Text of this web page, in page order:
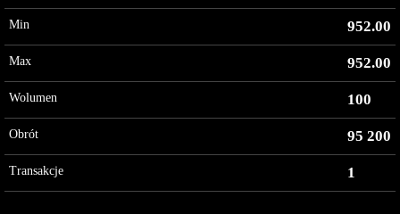
Min 952.00
Max 952.00
Wolumen 100
Obrót 95 200
Transakcje 1